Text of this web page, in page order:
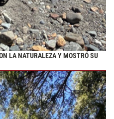
LA NATURALEZA Y MOSTRÓ SU